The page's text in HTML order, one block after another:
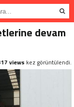
devam
views kez görüntülendi.